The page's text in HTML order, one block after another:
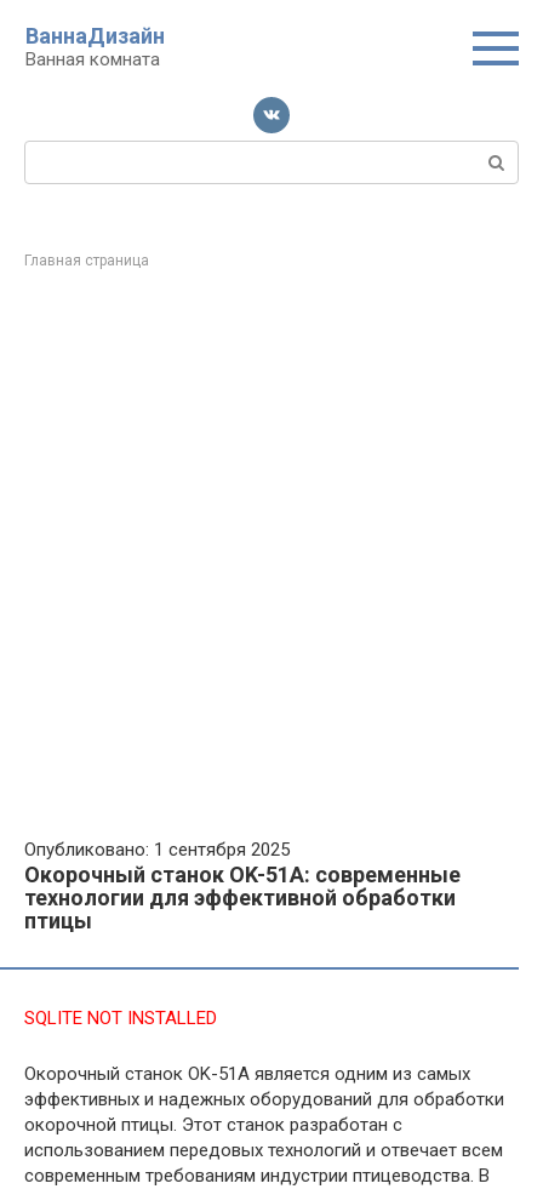
контенту
ВаннаДизайн
Ванная комната
Поиск:
Главная страница
Опубликовано: 1 сентября 2025
Окорочный станок OK-51A: современные
технологии для эффективной обработки
птицы
SQLITE NOT INSTALLED
Окорочный станок OK-51A является одним из самых
эффективных и надежных оборудований для обработки
окорочной птицы. Этот станок разработан с
использованием передовых технологий и отвечает всем
современным требованиям индустрии птицеводства. В